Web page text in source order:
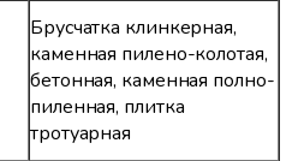
Брусчатка клинкерная,
каменная пилено-колотая,
бетонная, каменная полно-
пиленная, плитка
тротуарная